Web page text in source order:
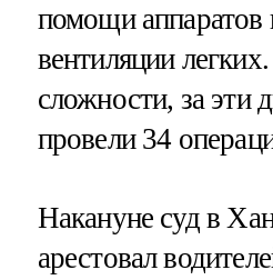
помощи аппаратов
вентиляции
сложности, за эти
провели 34
Накануне суд в
арестовал